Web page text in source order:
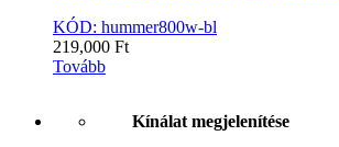
KÓD: hummer800w-bl
219,000 Ft
Tovább
Kínálat megjelenítése